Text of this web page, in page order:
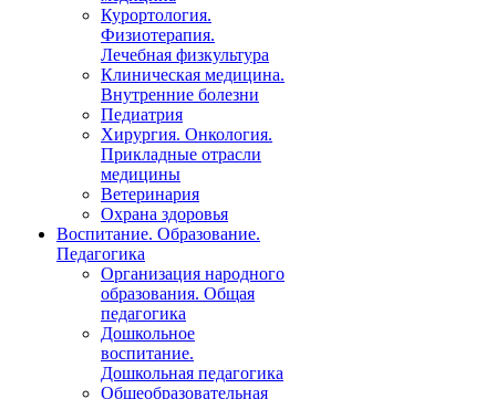
Курортология.
Физиотерапия.
Лечебная физкультура
Клиническая медицина.
Внутренние болезни
Педиатрия
Хирургия. Онкология.
Прикладные отрасли
медицины
Ветеринария
Охрана здоровья
Воспитание. Образование.
Педагогика
Организация народного
образования. Общая
педагогика
Дошкольное
воспитание.
Дошкольная педагогика
Общеобразовательная